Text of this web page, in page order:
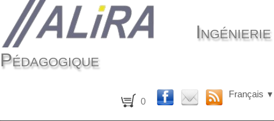
Ingénierie
Pédagogique
0
Français ▼